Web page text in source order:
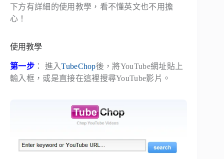
下方有詳細的使用教學，看不懂英文也不用擔
心！
使用教學
第一步： 進入TubeChop後，將YouTube網址貼上
輸入框，或是直接在這裡搜尋YouTube影片。